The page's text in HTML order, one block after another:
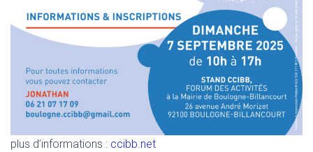
plus d’informations : ccibb.net